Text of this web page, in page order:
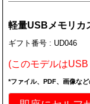
軽量USBメモリカ
ギフト番号 : UD046
(このモデルは
*ファイル、PDF、画像な